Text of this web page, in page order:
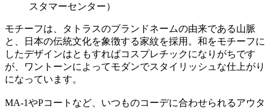
スタマーセンター）
モチーフは、タトラスのブランドネームの由来である山脈
と、日本の伝統文化を象徴する家紋を採用。和をモチーフに
したデザインはともすればコスプレチックになりがちです
が、ワントーンによってモダンでスタイリッシュな仕上がり
になっています。
MA-1やPコートなど、いつものコーデに合わせられるアウタ